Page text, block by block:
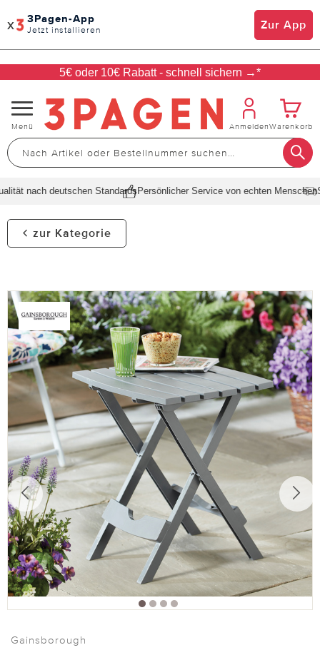
x 3Pagen-App
Jetzt installieren Zur App
5€ oder 10€ Rabatt - schnell sichern →*
Navigation
umschalten
Menü AnmeldenWarenkorb
nach deutschen StandardsPersönlicher Service von echten Menschen
zur Kategorie
Gainsborough